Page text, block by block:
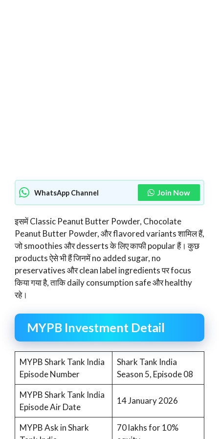
WhatsApp Channel Join Now
इसमें Classic Peanut Butter Powder, Chocolate
Peanut Butter Powder, और flavored variants शामिल हैं,
जो smoothies और desserts के लिए काफी popular हैं। कुछ
products ऐसे भी हैं जिनमें no added sugar, no
preservatives और clean label ingredients पर focus
किया गया है, ताकि daily consumption safe और healthy
रहे।
MYPB Investment Detail
MYPB Shark Tank India
Episode Number
Shark Tank India
Season 5, Episode 08
MYPB Shark Tank India
Episode Air Date
14 January 2026
MYPB Ask in Shark
70 lakhs for 10%